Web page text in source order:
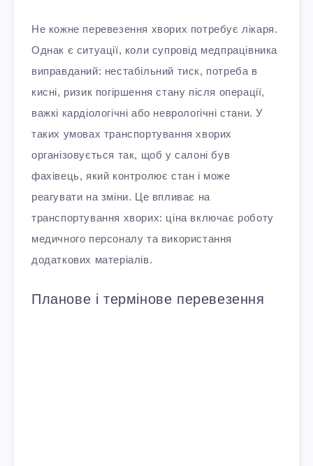
Не кожне перевезення хворих потребує лікаря.
Однак є ситуації, коли супровід медпрацівника
виправданий: нестабільний тиск, потреба в
кисні, ризик погіршення стану після операції,
важкі кардіологічні або неврологічні стани. У
таких умовах транспортування хворих
організовується так, щоб у салоні був
фахівець, який контролює стан і може
реагувати на зміни. Це впливає на
транспортування хворих: ціна включає роботу
медичного персоналу та використання
додаткових матеріалів.
Планове і термінове перевезення